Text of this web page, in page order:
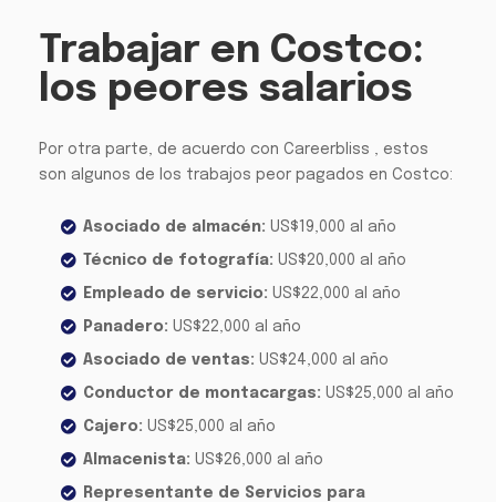
Trabajar en Costco:
los peores salarios
Por otra parte, de acuerdo con Careerbliss , estos
son algunos de los trabajos peor pagados en Costco:
Asociado de almacén: US$19,000 al año
Técnico de fotografía: US$20,000 al año
Empleado de servicio: US$22,000 al año
Panadero: US$22,000 al año
Asociado de ventas: US$24,000 al año
Conductor de montacargas: US$25,000 al año
Cajero: US$25,000 al año
Almacenista: US$26,000 al año
Representante de Servicios para